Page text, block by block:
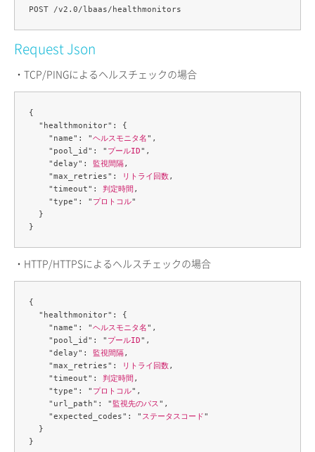
Request Json
・TCP/PINGによるヘルスチェックの場合
{
  "healthmonitor": {
    "name": "
ヘルスモニタ名",
    "pool_id": "
プールID",
    "delay":
監視間隔,
    "max_retries":
リトライ回数,
    "timeout":
判定時間 ,
    "type": "
プロトコル"
  }
・HTTP/HTTPSによるヘルスチェックの場合
{
  "healthmonitor": {
    "name": "
ヘルスモニタ名",
    "pool_id": "
プールID",
    "delay":
監視間隔,
    "max_retries":
リトライ回数,
    "timeout":
判定時間 ,
    "type": "
プロトコル",
    "url_path": "
監視先のパス",
    "expected_codes": "
ステータスコード"
  }